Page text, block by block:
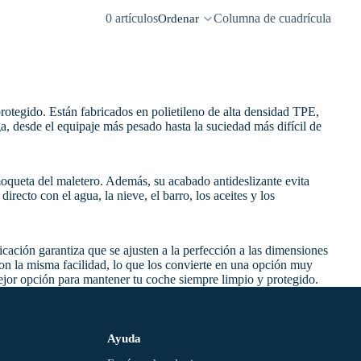
0 artículosOrdenar Columna de cuadrícula
Están fabricados en polietileno de alta densidad TPE,
desde el equipaje más pesado hasta la suciedad más difícil de
del maletero. Además, su acabado antideslizante evita
con el agua, la nieve, el barro, los aceites y los
garantiza que se ajusten a la perfección a las dimensiones
la misma facilidad, lo que los convierte en una opción muy
opción para mantener tu coche siempre limpio y protegido.
Ayuda